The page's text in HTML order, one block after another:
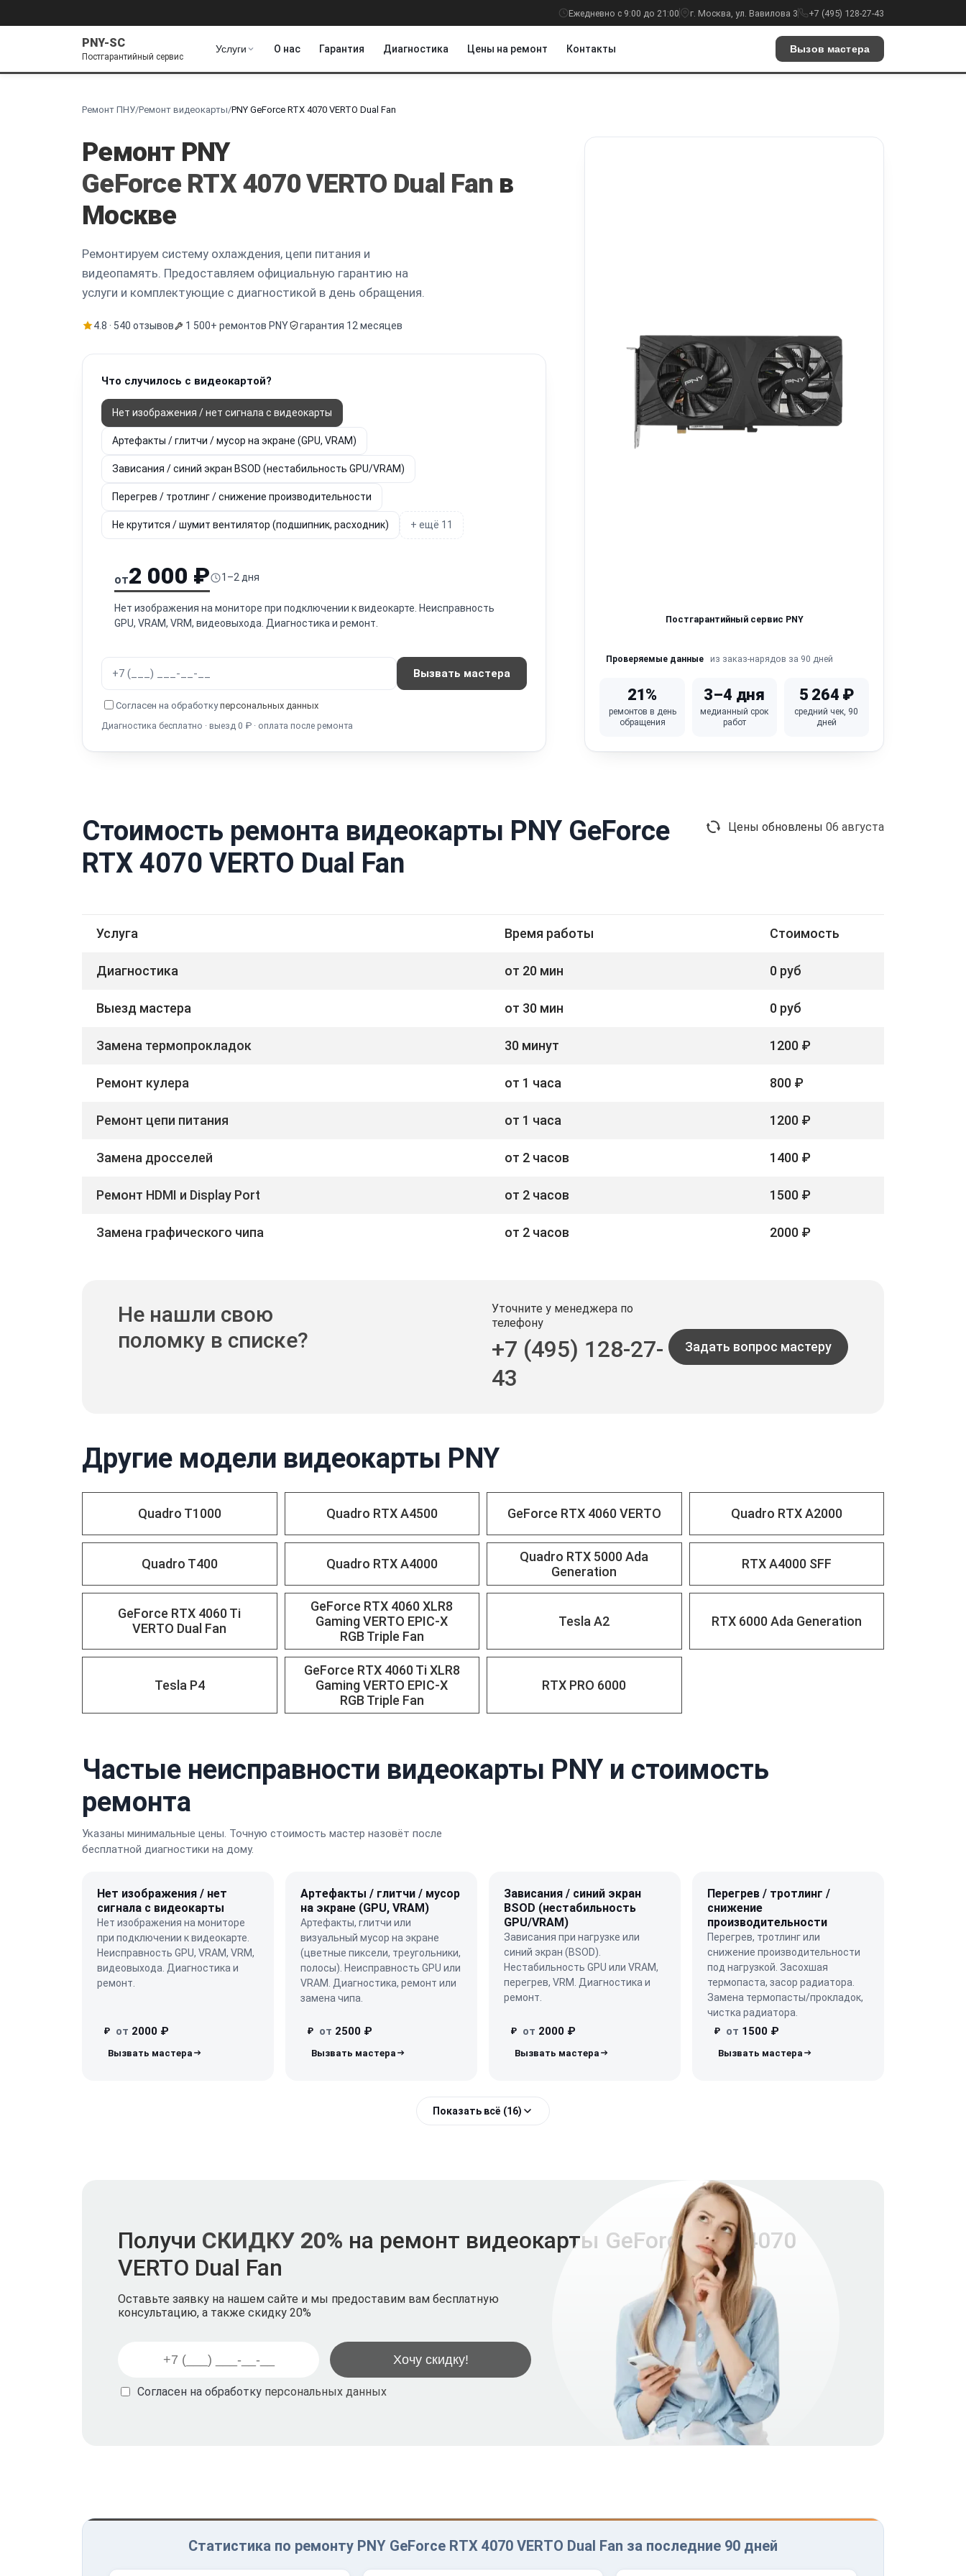
Ежедневно с 9:00 до 21:00 г. Москва, ул. Вавилова 3 +7 (495) 128-27-43
PNY-SC
Постгарантийный сервис
Услуги О нас Гарантия Диагностика Цены на ремонт Контакты Вызов мастера
Ремонт ПНУ/Ремонт видеокарты/PNY GeForce RTX 4070 VERTO Dual Fan
Ремонт PNY
GeForce RTX 4070 VERTO Dual Fan в
Москве
Ремонтируем систему охлаждения, цепи питания и
видеопамять. Предоставляем официальную гарантию на
услуги и комплектующие с диагностикой в день обращения.
4.8 · 540 отзывов 1 500+ ремонтов PNY гарантия 12 месяцев
Что случилось с видеокартой?
Нет изображения / нет сигнала с видеокарты
Артефакты / глитчи / мусор на экране (GPU, VRAM)
Зависания / синий экран BSOD (нестабильность GPU/VRAM)
Перегрев / тротлинг / снижение производительности
Не крутится / шумит вентилятор (подшипник, расходник) + ещё 11
от2 000 ₽ 1–2 дня
Нет изображения на мониторе при подключении к видеокарте. Неисправность
GPU, VRAM, VRM, видеовыхода. Диагностика и ремонт.
Вызвать мастера
Согласен на обработкуперсональных данных
Диагностика бесплатно · выезд 0 ₽ · оплата после ремонта
Постгарантийный сервис PNY
Проверяемые данные из заказ-нарядов за 90 дней
21%
ремонтов в день
обращения
3–4 дня
медианный срок
работ
5 264 ₽
средний чек, 90
дней
Стоимость ремонта видеокарты PNY GeForce
RTX 4070 VERTO Dual Fan
Цены обновлены 06 августа
Услуга Время работы Стоимость
Диагностика от 20 мин 0 руб
Выезд мастера от 30 мин 0 руб
Замена термопрокладок 30 минут 1200 ₽
Ремонт кулера от 1 часа 800 ₽
Ремонт цепи питания от 1 часа 1200 ₽
Замена дросселей от 2 часов 1400 ₽
Ремонт HDMI и Display Port от 2 часов 1500 ₽
Замена графического чипа от 2 часов 2000 ₽
Не нашли свою
поломку в списке?
Уточните у менеджера по
телефону
+7 (495) 128-27-
43
Задать вопрос мастеру
Другие модели видеокарты PNY
Quadro T1000 Quadro RTX A4500 GeForce RTX 4060 VERTO Quadro RTX A2000
Quadro T400 Quadro RTX A4000
Quadro RTX 5000 Ada
Generation
RTX A4000 SFF
GeForce RTX 4060 Ti
VERTO Dual Fan
GeForce RTX 4060 XLR8
Gaming VERTO EPIC-X
RGB Triple Fan
Tesla A2 RTX 6000 Ada Generation
Tesla P4
GeForce RTX 4060 Ti XLR8
Gaming VERTO EPIC-X
RGB Triple Fan
RTX PRO 6000
Частые неисправности видеокарты PNY и стоимость
ремонта
Указаны минимальные цены. Точную стоимость мастер назовёт после
бесплатной диагностики на дому.
Нет изображения / нет
сигнала с видеокарты
Нет изображения на мониторе
при подключении к видеокарте.
Неисправность GPU, VRAM, VRM,
видеовыхода. Диагностика и
ремонт.
₽ от 2000 ₽
Артефакты / глитчи / мусор
на экране (GPU, VRAM)
Артефакты, глитчи или
визуальный мусор на экране
(цветные пиксели, треугольники,
полосы). Неисправность GPU или
VRAM. Диагностика, ремонт или
замена чипа.
₽ от 2500 ₽
Зависания / синий экран
BSOD (нестабильность
GPU/VRAM)
Зависания при нагрузке или
синий экран (BSOD).
Нестабильность GPU или VRAM,
перегрев, VRM. Диагностика и
ремонт.
₽ от 2000 ₽
Перегрев / тротлинг /
снижение
производительности
Перегрев, тротлинг или
снижение производительности
под нагрузкой. Засохшая
термопаста, засор радиатора.
Замена термопасты/прокладок,
чистка радиатора.
₽ от 1500 ₽
Показать всё (16)
Получи СКИДКУ 20% на ремонт видеокарты GeForce RTX 4070
VERTO Dual Fan
Оставьте заявку на нашем сайте и мы предоставим вам бесплатную
консультацию, а также скидку 20%
Согласен на обработку персональных данных
Статистика по ремонту PNY GeForce RTX 4070 VERTO Dual Fan за последние 90 дней